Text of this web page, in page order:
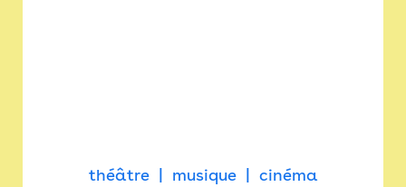
théâtre musique
cinéma